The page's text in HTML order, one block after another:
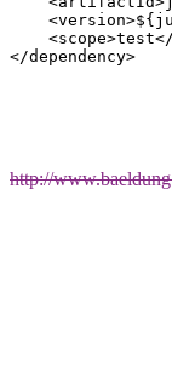
</dependency>
http://